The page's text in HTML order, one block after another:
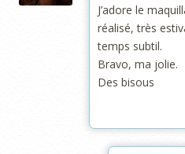
J’adore le
réalisé, très
temps subtil.
Bravo, ma jolie.
Des bisous